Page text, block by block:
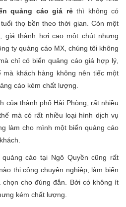
quảng cáo giá rẻ thì không có
thọ bền theo thời gian. Còn một
giá thành hơi cao một chút nhưng
ty quảng cáo MX, chúng tôi không
chỉ có biển quảng cáo giá hợp lý,
khách hàng không nên tiếc một
cáo kém chất lượng.
của thành phố Hải Phòng, rất nhiều
mà có rất nhiều loại hình dịch vụ
làm cho mình một biển quảng cáo
cáo tại Ngô Quyền cũng rất
thi công chuyên nghiệp, làm biển
cho đúng đắn. Bởi có không ít
kém chất lượng.